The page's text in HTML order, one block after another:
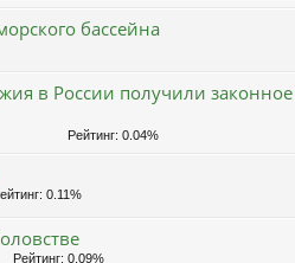
бассейна
в России получили
Рейтинг: 0.04%
0.11%
Рейтинг: 0.09%